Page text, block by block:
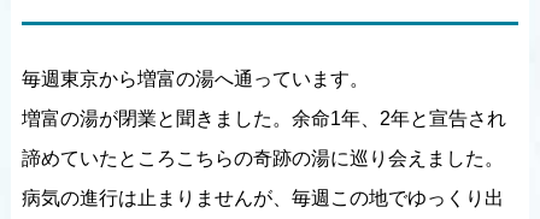
毎週東京から増富の湯へ通っています。
増富の湯が閉業と聞きました。余命1年、2年と宣告され
諦めていたところこちらの奇跡の湯に巡り会えました。
病気の進行は止まりませんが、毎週この地でゆっくり出